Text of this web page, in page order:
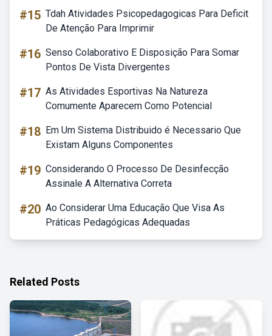
#15 Tdah Atividades Psicopedagogicas Para Deficit
De Atenção Para Imprimir
#16 Senso Colaborativo E Disposição Para Somar
Pontos De Vista Divergentes
#17 As Atividades Esportivas Na Natureza
Comumente Aparecem Como Potencial
#18 Em Um Sistema Distribuido é Necessario Que
Existam Alguns Componentes
#19 Considerando O Processo De Desinfecção
Assinale A Alternativa Correta
#20 Ao Considerar Uma Educação Que Visa As
Práticas Pedagógicas Adequadas
Related Posts